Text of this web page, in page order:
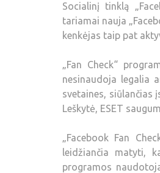
Socialinį tinklą
tariamai nauja
kenkėjas taip pat
„Fan Check“
nesinaudoja legalia
svetaines, siūlančias
Leškytė, ESET
„Facebook Fan
leidžiančia matyti,
programos